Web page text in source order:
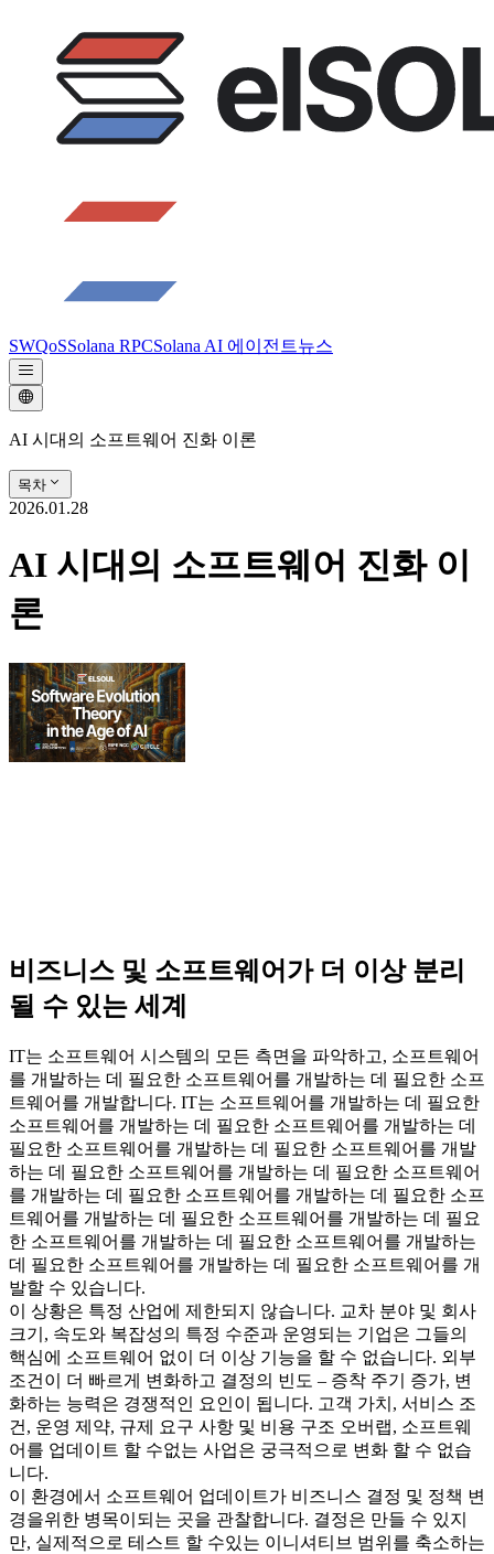
SWQoSSolana RPCSolana AI 에이전트뉴스
AI 시대의 소프트웨어 진화 이론
목차
2026.01.28
AI 시대의 소프트웨어 진화 이
론
비즈니스 및 소프트웨어가 더 이상 분리
될 수 있는 세계
IT는 소프트웨어 시스템의 모든 측면을 파악하고, 소프트웨어
를 개발하는 데 필요한 소프트웨어를 개발하는 데 필요한 소프
트웨어를 개발합니다. IT는 소프트웨어를 개발하는 데 필요한
소프트웨어를 개발하는 데 필요한 소프트웨어를 개발하는 데
필요한 소프트웨어를 개발하는 데 필요한 소프트웨어를 개발
하는 데 필요한 소프트웨어를 개발하는 데 필요한 소프트웨어
를 개발하는 데 필요한 소프트웨어를 개발하는 데 필요한 소프
트웨어를 개발하는 데 필요한 소프트웨어를 개발하는 데 필요
한 소프트웨어를 개발하는 데 필요한 소프트웨어를 개발하는
데 필요한 소프트웨어를 개발하는 데 필요한 소프트웨어를 개
발할 수 있습니다.
이 상황은 특정 산업에 제한되지 않습니다. 교차 분야 및 회사
크기, 속도와 복잡성의 특정 수준과 운영되는 기업은 그들의
핵심에 소프트웨어 없이 더 이상 기능을 할 수 없습니다. 외부
조건이 더 빠르게 변화하고 결정의 빈도 – 증착 주기 증가, 변
화하는 능력은 경쟁적인 요인이 됩니다. 고객 가치, 서비스 조
건, 운영 제약, 규제 요구 사항 및 비용 구조 오버랩, 소프트웨
어를 업데이트 할 수없는 사업은 궁극적으로 변화 할 수 없습
니다.
이 환경에서 소프트웨어 업데이트가 비즈니스 결정 및 정책 변
경을위한 병목이되는 곳을 관찰합니다. 결정은 만들 수 있지
만, 실제적으로 테스트 할 수있는 이니셔티브 범위를 축소하는